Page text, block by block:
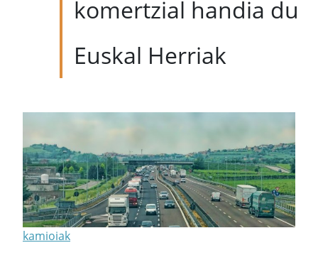
komertzial handia du
Euskal Herriak
kamioiak